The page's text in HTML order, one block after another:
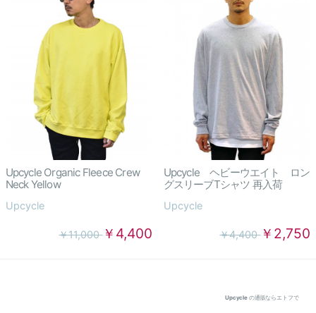
Upcycle Organic Fleece Crew
Neck Yellow
Upcycle
￥11,000￥4,400
Upcycle ヘビーウエイト ロン
グスリーブTシャツ 再入荷
Upcycle
￥4,400￥2,750
Upcycle の通販ならエトフで